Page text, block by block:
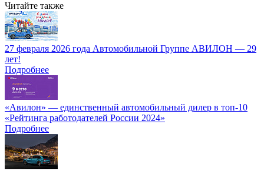
Читайте также
27 февраля 2026 года Автомобильной Группе АВИЛОН — 29
лет!
Подробнее
«Авилон» — единственный автомобильный дилер в топ-10
«Рейтинга работодателей России 2024»
Подробнее